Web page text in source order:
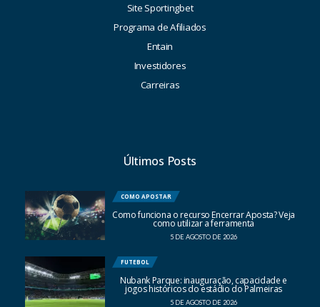
Site Sportingbet
Programa de Afiliados
Entain
Investidores
Carreiras
Últimos Posts
COMO APOSTAR
Como funciona o recurso Encerrar Aposta? Veja
como utilizar a ferramenta
5 DE AGOSTO DE 2026
FUTEBOL
Nubank Parque: inauguração, capacidade e
jogos históricos do estádio do Palmeiras
5 DE AGOSTO DE 2026